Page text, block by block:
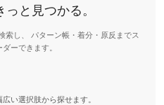
と見つかる。
索し、 パターン帳・着分・原反までス
ーできます。
い選択肢から探せます。